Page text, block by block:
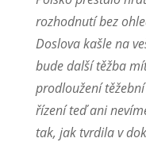
rozhodnutí bez
Doslova kašle na
bude další těžba
prodloužení
řízení teď ani
tak, jak tvrdila v